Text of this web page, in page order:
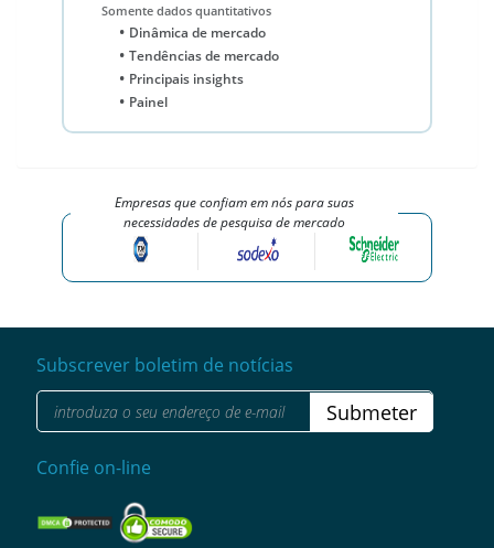
Somente dados quantitativos
Dinâmica de mercado
Tendências de mercado
Principais insights
Painel
Empresas que confiam em nós para suas
necessidades de pesquisa de mercado
Subscrever boletim de notícias
Submeter
Confie on-line